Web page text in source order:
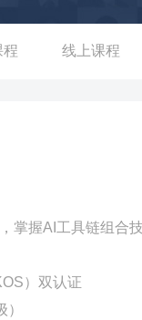
程 线上课程
掌握AI工具链组合
）双认证